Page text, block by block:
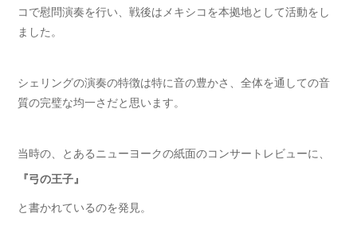
コで慰問演奏を行い、戦後はメキシコを本拠地として活動をし
ました。
シェリングの演奏の特徴は特に音の豊かさ、全体を通しての音
質の完璧な均一さだと思います。
当時の、とあるニューヨークの紙面のコンサートレビューに、
『弓の王子』
と書かれているのを発見。